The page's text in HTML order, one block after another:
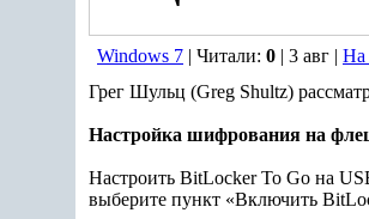
Windows 7 | Читали: 0 | 3 авг | На
Грег Шульц (Greg Shultz)
Настройка шифрования на
Настроить BitLocker To Go на
выберите пункт «Включить